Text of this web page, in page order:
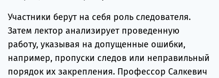
Участники берут на себя роль следователя.
Затем лектор анализирует проведенную
работу, указывая на допущенные ошибки,
например, пропуски следов или неправильный
порядок их закрепления. Профессор Салкевич